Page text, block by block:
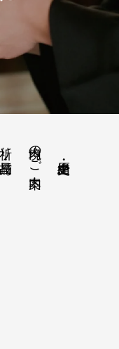
境内のご案内
祈り・授与品